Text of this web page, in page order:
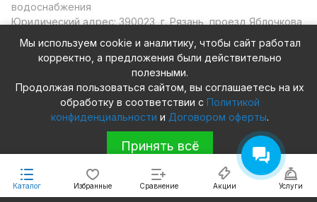
Каталог Избранные Сравнение Акции Услуги
водоснабжения
Юридический адрес: 390023, г. Рязань, проезд Яблочкова,
д.8Ж
ИНН/КПП: 6230087631/623001001
ОГРН: 1156230000080
Мы используем cookie и аналитику, чтобы сайт работал
корректно, а предложения были действительно
полезными.
Продолжая пользоваться сайтом, вы соглашаетесь на их
обработку в соответствии с Политикой
конфиденциальности и Договором оферты.
Принять всё
Конфиденциальность Оферта